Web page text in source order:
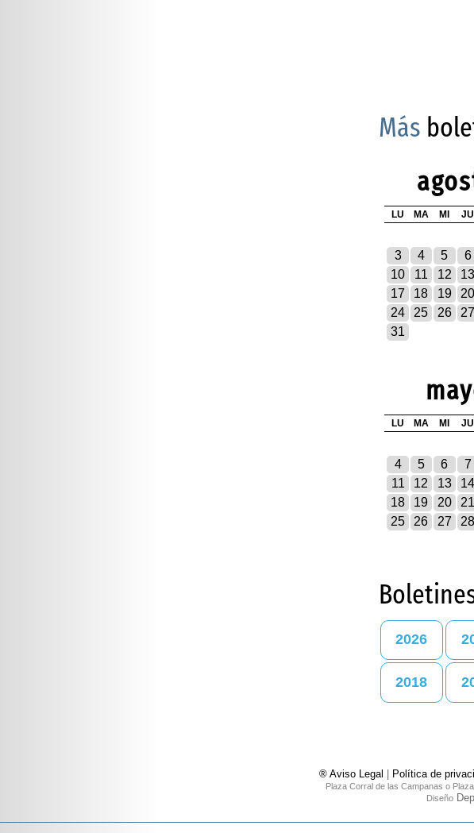
Más
LU MA MI JU
3
4 5 6
10
11 12 13
17
18 19 20
24
25 26 27
31
LU MA MI JU
4
5 6 7
11
12 13 14
18
19 20 21
25
26 27 28
2026
2018
® Aviso Legal Política de
Plaza Corral de las Campanas o
Diseño